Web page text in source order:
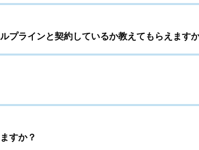
プラインと契約しているか教えてもらえます
すか？